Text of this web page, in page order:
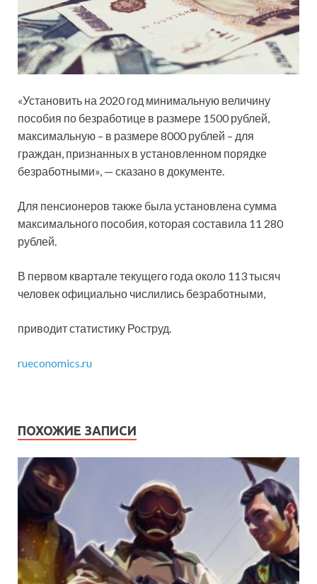
«Установить на 2020 год минимальную величину
пособия по безработице в размере 1500 рублей,
максимальную – в размере 8000 рублей – для
граждан, признанных в установленном порядке
безработными», — сказано в документе.
Для пенсионеров также была установлена сумма
максимального пособия, которая составила 11 280
рублей.
В первом квартале текущего года около 113 тысяч
человек официально числились безработными,
приводит статистику Роструд.
rueconomics.ru
ПОХОЖИЕ ЗАПИСИ